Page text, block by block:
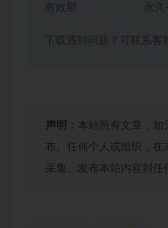
有效期 永
下载遇到问题？可联系客
声明： 本站所有文章，如
布。任何个人或组织，在
采集、发布本站内容到任